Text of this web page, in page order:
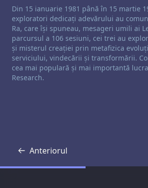
Exonerare de responsabilitate
Din 15 ianuarie 1981 până în 15 martie
exploratori dedicați adevărului au
Ra, care își spuneau, mesageri umili ai
parcursul a 106 sesiuni, cei trei au
și misterul creației prin metafizica
serviciului, vindecării și transformării.
cea mai populară și mai importantă
Research.
Anteriorul
Transcriere